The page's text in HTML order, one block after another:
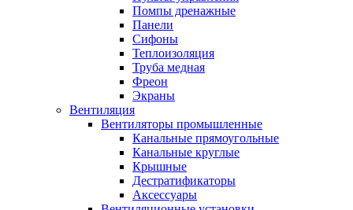
Помпы дренажные
Панели
Сифоны
Теплоизоляция
Труба медная
Фреон
Экраны
Вентиляция
Вентиляторы промышленные
Канальные прямоугольные
Канальные круглые
Крышные
Дестратификаторы
Аксессуары